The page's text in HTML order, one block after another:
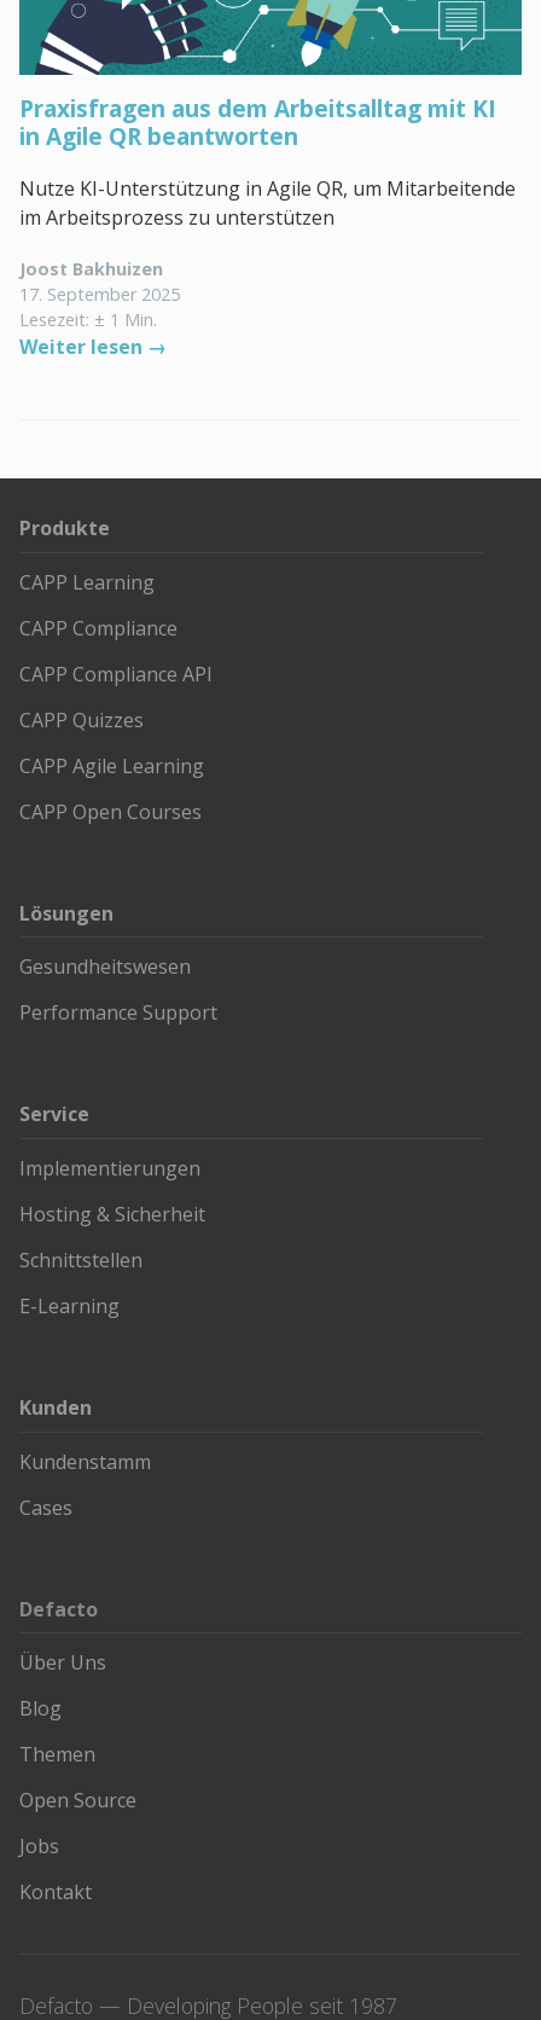
Praxisfragen aus dem Arbeitsalltag mit KI
in Agile QR beantworten
Nutze KI-Unterstützung in Agile QR, um Mitarbeitende
im Arbeitsprozess zu unterstützen
Joost Bakhuizen
17. September 2025
Lesezeit: ± 1 Min.
Weiter lesen →
Produkte
CAPP Learning
CAPP Compliance
CAPP Compliance API
CAPP Quizzes
CAPP Agile Learning
CAPP Open Courses
Lösungen
Gesundheitswesen
Performance Support
Service
Implementierungen
Hosting & Sicherheit
Schnittstellen
E-Learning
Kunden
Kundenstamm
Cases
Defacto
Über Uns
Blog
Themen
Open Source
Jobs
Kontakt
Defacto — Developing People seit 1987